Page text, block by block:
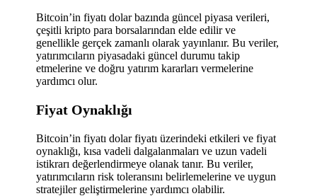
Bitcoin’in fiyatı dolar bazında güncel piyasa verileri,
çeşitli kripto para borsalarından elde edilir ve
genellikle gerçek zamanlı olarak yayınlanır. Bu veriler,
yatırımcıların piyasadaki güncel durumu takip
etmelerine ve doğru yatırım kararları vermelerine
yardımcı olur.
Fiyat Oynaklığı
Bitcoin’in fiyatı dolar fiyatı üzerindeki etkileri ve fiyat
oynaklığı, kısa vadeli dalgalanmaları ve uzun vadeli
istikrarı değerlendirmeye olanak tanır. Bu veriler,
yatırımcıların risk toleransını belirlemelerine ve uygun
stratejiler geliştirmelerine yardımcı olabilir.